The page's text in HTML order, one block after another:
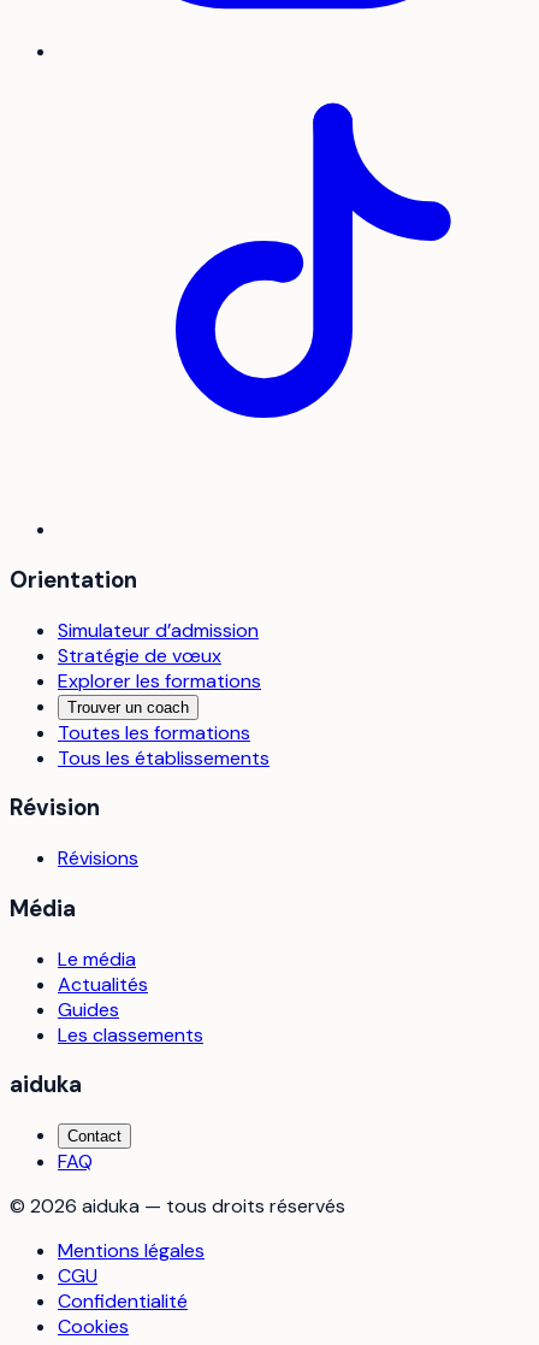
Orientation
Simulateur d’admission
Stratégie de vœux
Explorer les formations
Trouver un coach
Toutes les formations
Tous les établissements
Révision
Révisions
Média
Le média
Actualités
Guides
Les classements
aiduka
Contact
FAQ
© 2026 aiduka — tous droits réservés
Mentions légales
CGU
Confidentialité
Cookies